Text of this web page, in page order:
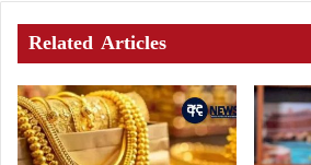
Related Articles